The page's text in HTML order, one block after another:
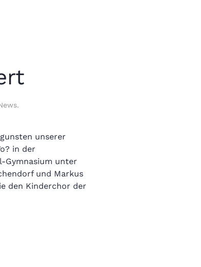
.
unserer
in der
Gymnasium unter
und Markus
den Kinderchor der